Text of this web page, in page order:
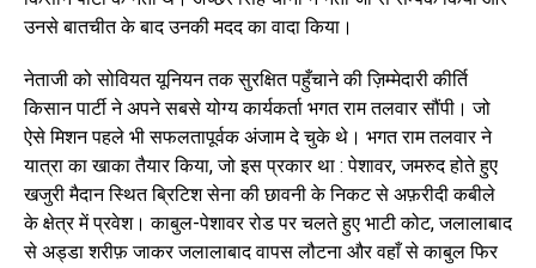
उनसे बातचीत के बाद उनकी मदद का वादा किया।
नेताजी को सोवियत यूनियन तक सुरक्षित पहुँचाने की ज़िम्मेदारी कीर्ति
किसान पार्टी ने अपने सबसे योग्य कार्यकर्ता भगत राम तलवार सौंपी। जो
ऐसे मिशन पहले भी सफलतापूर्वक अंजाम दे चुके थे। भगत राम तलवार ने
यात्रा का खाका तैयार किया, जो इस प्रकार था : पेशावर, जमरुद होते हुए
खजुरी मैदान स्थित ब्रिटिश सेना की छावनी के निकट से अफ़रीदी कबीले
के क्षेत्र में प्रवेश। काबुल-पेशावर रोड पर चलते हुए भाटी कोट, जलालाबाद
से अड्डा शरीफ़ जाकर जलालाबाद वापस लौटना और वहाँ से काबुल फिर